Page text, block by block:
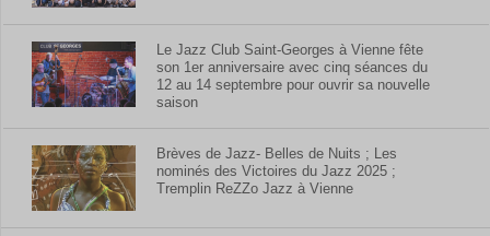
Le Jazz Club Saint-Georges à Vienne fête
son 1er anniversaire avec cinq séances du
12 au 14 septembre pour ouvrir sa nouvelle
saison
Brèves de Jazz- Belles de Nuits ; Les
nominés des Victoires du Jazz 2025 ;
Tremplin ReZZo Jazz à Vienne